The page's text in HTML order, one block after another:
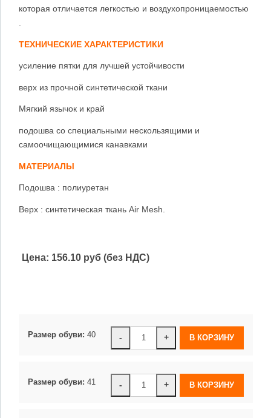
которая отличается легкостью и воздухопроницаемостью
ТЕХНИЧЕСКИЕ ХАРАКТЕРИСТИКИ
усиление пятки для лучшей устойчивости
верх из прочной синтетической ткани
Мягкий язычок и край
подошва со специальными нескользящими и
самоочищающимися канавками
МАТЕРИАЛЫ
Подошва : полиуретан
Верх : синтетическая ткань Air Mesh.
Цена: 156.10 руб (без НДС)
- +
Размер обуви: 40
- +
Размер обуви: 41